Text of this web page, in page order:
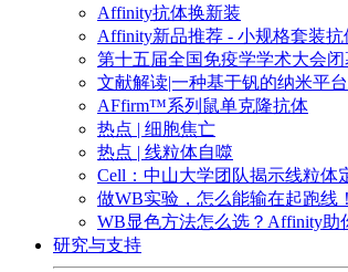
Affinity抗体换新装
Affinity新品推荐 - 小规格套装抗
第十五届全国免疫学学术大会闭
文献解读|一种基于钒的纳米平
AFfirm™系列鼠单克隆抗体
热点 | 细胞焦亡
热点 | 线粒体自噬
Cell：中山大学团队揭示线粒体
做WB实验，怎么能输在起跑线！
WB显色方法怎么选？Affinity助
研究与支持